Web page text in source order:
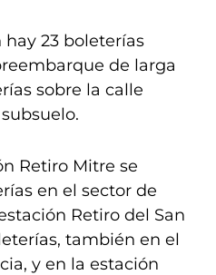
hay 23 boleterías
de larga
sobre la calle
Retiro Mitre se
en el sector de
Retiro del San
también en el
y en la estación